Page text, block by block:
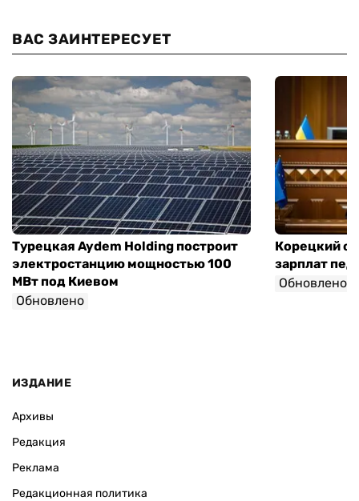
ВАС ЗАИНТЕРЕСУЕТ
Турецкая Aydem Holding построит
электростанцию мощностью 100
МВт под Киевом
Обновлено
Корецкий
зарплат
Обновлено
ИЗДАНИЕ
Архивы
Редакция
Реклама
Редакционная политика